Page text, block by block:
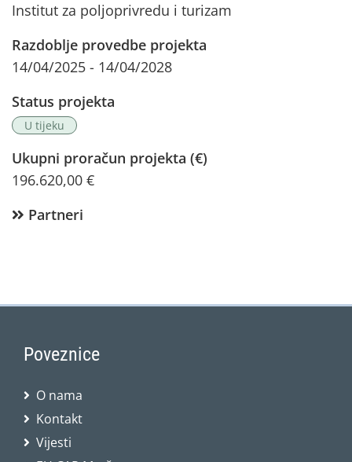
Institut za poljoprivredu i turizam
Razdoblje provedbe projekta
14/04/2025 - 14/04/2028
Status projekta
U tijeku
Ukupni proračun projekta (€)
196.620,00 €
Partneri
Poveznice
O nama
Kontakt
Vijesti